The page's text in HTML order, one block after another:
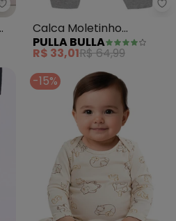
Brandili Baby - Calça Legging
Calca Moletinho
Menina(Cinza)
PULLA BULLA
R$ 33,01R$ 64,99
-15%